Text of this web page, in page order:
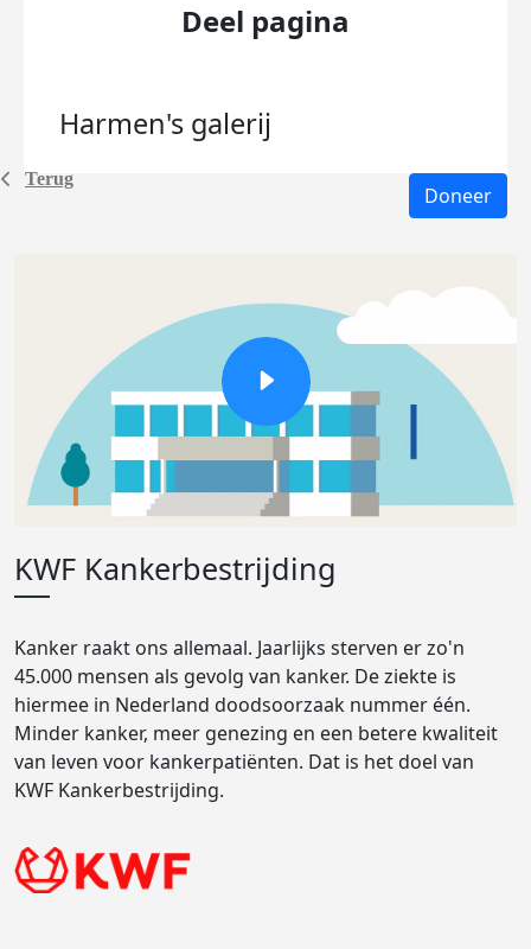
Terug
Deel pagina
Harmen's galerij
Doneer
KWF Kankerbestrijding
Kanker raakt ons allemaal. Jaarlijks sterven er zo'n
45.000 mensen als gevolg van kanker. De ziekte is
hiermee in Nederland doodsoorzaak nummer één.
Minder kanker, meer genezing en een betere kwaliteit
van leven voor kankerpatiënten. Dat is het doel van
KWF Kankerbestrijding.